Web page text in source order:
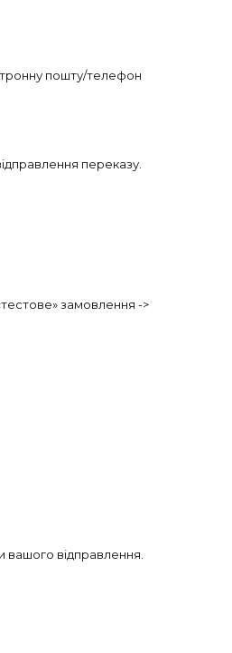
пошту/телефон
переказу.
замовлення ->
вашого відправлення.